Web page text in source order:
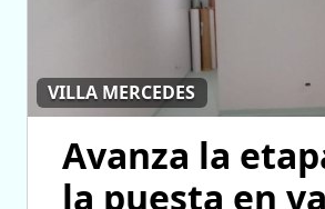
VILLA MERCEDES
Avanza la
la puesta en